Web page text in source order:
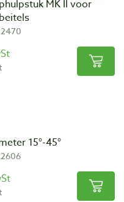
MK II voor
15°-45°